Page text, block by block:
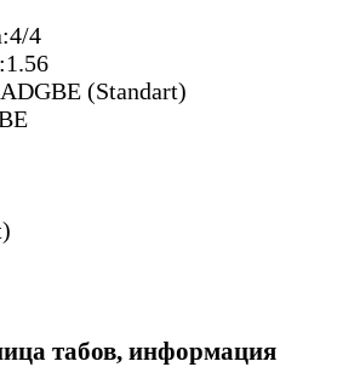
4/4
1.56
(Standart)
табов, информация